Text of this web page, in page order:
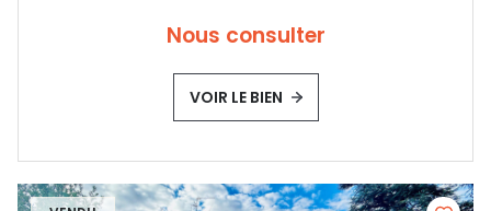
Nous consulter
VOIR LE BIEN